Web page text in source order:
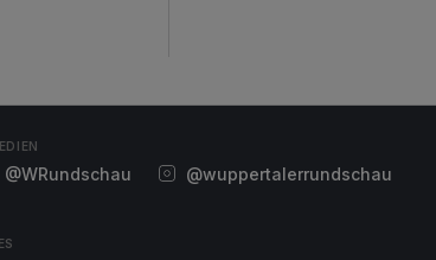
@WRundschau @wuppertalerrundschau